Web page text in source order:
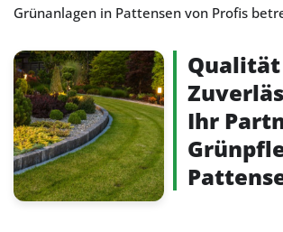
Grünanlagen in Pattensen von Profis
Ihr